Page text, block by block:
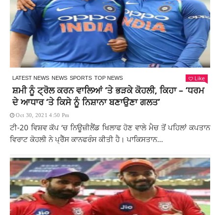
LATEST NEWS NEWS SPORTS TOP NEWS Like
ਸ਼ਮੀ ਨੂੰ ਟ੍ਰੋਲ ਕਰਨ ਵਾਲਿਆਂ ‘ਤੇ ਭੜਕੇ ਕੋਹਲੀ, ਕਿਹਾ – ‘ਧਰਮ
ਦੇ ਆਧਾਰ ‘ਤੇ ਕਿਸੇ ਨੂੰ ਨਿਸ਼ਾਨਾ ਬਣਾਉਣਾ ਗਲਤ’
Oct 30, 2021 4:50 Pm
ਟੀ-20 ਵਿਸ਼ਵ ਕੱਪ ‘ਚ ਨਿਊਜ਼ੀਲੈਂਡ ਖਿਲਾਫ ਹੋਣ ਵਾਲੇ ਮੈਚ ਤੋਂ ਪਹਿਲਾਂ ਕਪਤਾਨ
ਵਿਰਾਟ ਕੋਹਲੀ ਨੇ ਪ੍ਰੈੱਸ ਕਾਨਫਰੰਸ ਕੀਤੀ ਹੈ। ਪਾਕਿਸਤਾਨ...